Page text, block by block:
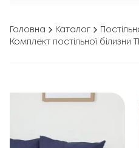
Головна Каталог
Комплект постільної